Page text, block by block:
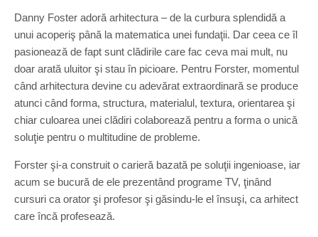
Danny Foster adoră arhitectura – de la curbura splendidă a
unui acoperiş până la matematica unei fundaţii. Dar ceea ce îl
pasionează de fapt sunt clădirile care fac ceva mai mult, nu
doar arată uluitor şi stau în picioare. Pentru Forster, momentul
când arhitectura devine cu adevărat extraordinară se produce
atunci când forma, structura, materialul, textura, orientarea şi
chiar culoarea unei clădiri colaborează pentru a forma o unică
soluţie pentru o multitudine de probleme.
Forster şi-a construit o carieră bazată pe soluţii ingenioase, iar
acum se bucură de ele prezentând programe TV, ţinând
cursuri ca orator şi profesor şi găsindu-le el însuşi, ca arhitect
care încă profesează.